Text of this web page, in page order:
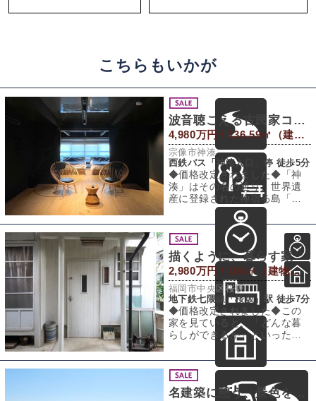
こちらもいかが
波音聴こえる古民家コーディネート
4,980万円 / 136.59㎡（建物） 716.43㎡（敷地）
宗像市神湊
西鉄バス「神湊入口」停 徒歩5分
◆価格改定されました◆「神
湊」はその名の通り、世界遺
産に登録された神宿る島「沖
ノ島」への玄関港です。この
地域は、人気のサ
描くように、暮らす家
2,980万円 / 106㎡（建物） 105.78㎡（敷地）
福岡市中央区桜坂
地下鉄七隈線「桜坂」駅 徒歩7分
◆価格改定されました◆この
家を見ていると、「どんな暮
らしができるか」といった未
来の話だけではなく、ここで
どんな時間が流れ
名建築に憩う、景色を想う